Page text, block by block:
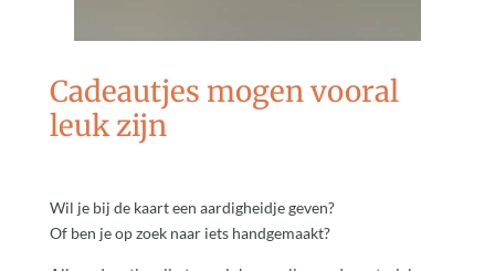
Cadeautjes mogen vooral
leuk zijn
Wil je bij de kaart een aardigheidje geven?
Of ben je op zoek naar iets handgemaakt?